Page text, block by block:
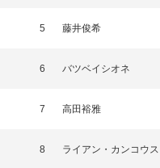
5 藤井俊希
6 バツベイシオネ
7 高田裕雅
8 ライアン・カンコウ